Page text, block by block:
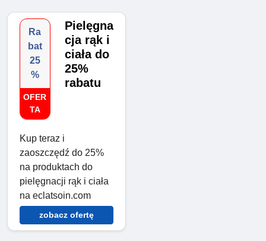
Ra
bat
25
%
OFER
TA
Pielęgna
cja rąk i
ciała do
25%
rabatu
Kup teraz i
zaoszczędź do 25%
na produktach do
pielęgnacji rąk i ciała
na eclatsoin.com
zobacz ofertę